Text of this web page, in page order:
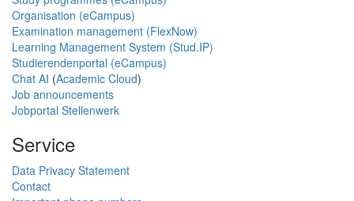
Organisation (eCampus)
Examination management (FlexNow)
Learning Management System (Stud.IP)
Studierendenportal (eCampus)
Chat AI (Academic Cloud)
Job announcements
Jobportal Stellenwerk
Service
Data Privacy Statement
Contact